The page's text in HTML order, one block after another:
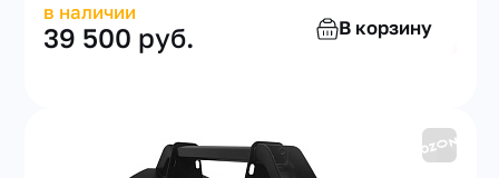
в наличии
39 500 руб. В корзину